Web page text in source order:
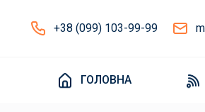
+38 (099) 103-99-99
ГОЛОВНА